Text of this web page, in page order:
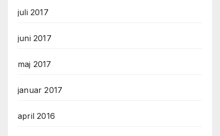
juli 2017
juni 2017
maj 2017
januar 2017
april 2016